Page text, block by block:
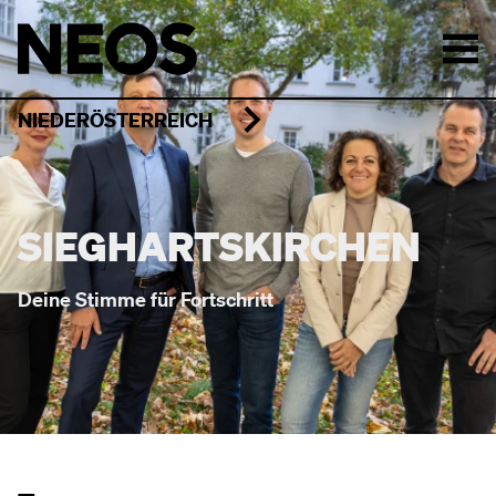
NIEDERÖSTERREICH
SIEGHARTSKIRCHEN
Deine Stimme für Fortschritt